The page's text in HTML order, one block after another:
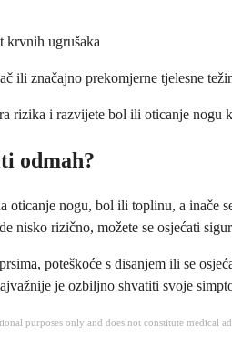
krvnih ugrušaka
ili značajno prekomjerne tjelesne
rizika i razvijete bol ili oticanje nogu
odmah?
oticanje nogu, bol ili toplinu, a inače
nisko rizično, možete se osjećati
poteškoće s disanjem ili se
je ozbiljno shvatiti svoje
purposes only and does not constitute medical